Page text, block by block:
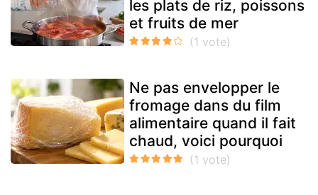
les plats de riz, poissons
et fruits de mer
Ne pas envelopper le
fromage dans du film
alimentaire quand il fait
chaud, voici pourquoi